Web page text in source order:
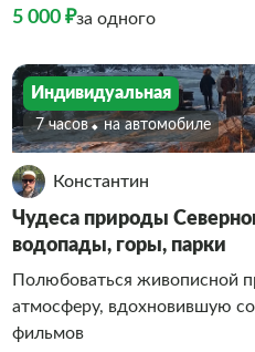
5 000 ₽за одного
Индивидуальная
7 часов На автомобиле
Константин
Чудеса природы
водопады, горы, парки
Полюбоваться живописной
атмосферу, вдохновившую
фильмов